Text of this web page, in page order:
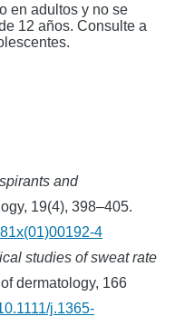
en adultos y no se
12 años. Consulte a
and
19(4), 398–405.
4
studies of sweat rate
dermatology, 166
j.1365-